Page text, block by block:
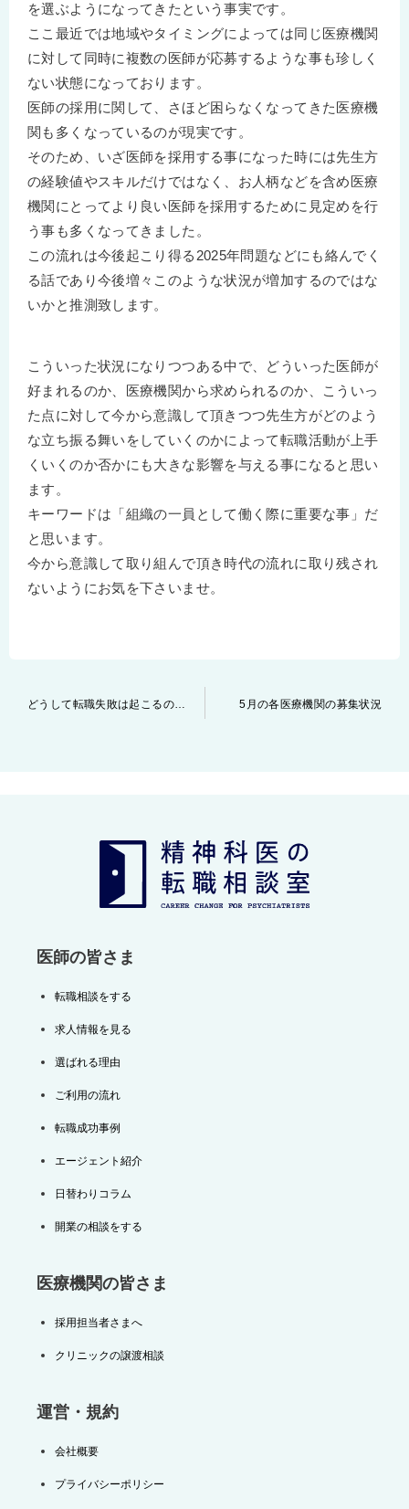
を選ぶようになってきたという事実です。
ここ最近では地域やタイミングによっては同じ医療機関
に対して同時に複数の医師が応募するような事も珍しく
ない状態になっております。
医師の採用に関して、さほど困らなくなってきた医療機
関も多くなっているのが現実です。
そのため、いざ医師を採用する事になった時には先生方
の経験値やスキルだけではなく、お人柄などを含め医療
機関にとってより良い医師を採用するために見定めを行
う事も多くなってきました。
この流れは今後起こり得る2025年問題などにも絡んでく
る話であり今後増々このような状況が増加するのではな
いかと推測致します。
こういった状況になりつつある中で、どういった医師が
好まれるのか、医療機関から求められるのか、こういっ
た点に対して今から意識して頂きつつ先生方がどのよう
な立ち振る舞いをしていくのかによって転職活動が上手
くいくのか否かにも大きな影響を与える事になると思い
ます。
キーワードは「組織の一員として働く際に重要な事」だ
と思います。
今から意識して取り組んで頂き時代の流れに取り残され
ないようにお気を下さいませ。
どうして転職失敗は起こるのか？ 5月の各医療機関の募集状況
医師の皆さま
転職相談をする
求人情報を見る
選ばれる理由
ご利用の流れ
転職成功事例
エージェント紹介
日替わりコラム
開業の相談をする
医療機関の皆さま
採用担当者さまへ
クリニックの譲渡相談
運営・規約
会社概要
プライバシーポリシー